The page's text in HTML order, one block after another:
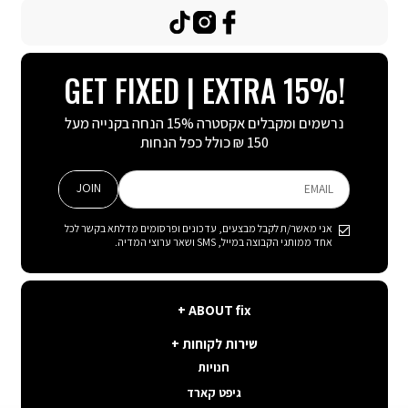
fix
ABOUT fix
קצת עלינו
תנאי שימוש באתר
קשרי משקיעים
לקוחות
שירות לקוחות
פה בשבילך
איפה ההזמנה שלי
חנויות
גיפט קארד
GET FIXED | EXTRA 15%!
נרשמים ומקבלים אקסטרה 15% הנחה בקנייה מעל
150 ₪ כולל כפל הנחות
EMAIL
אני מאשר/ת לקבל מבצעים, עדכונים ופרסומים מדלתא בקשר לכל
אחד ממותגי הקבוצה במייל, SMS ושאר ערוצי המדיה.
JOIN